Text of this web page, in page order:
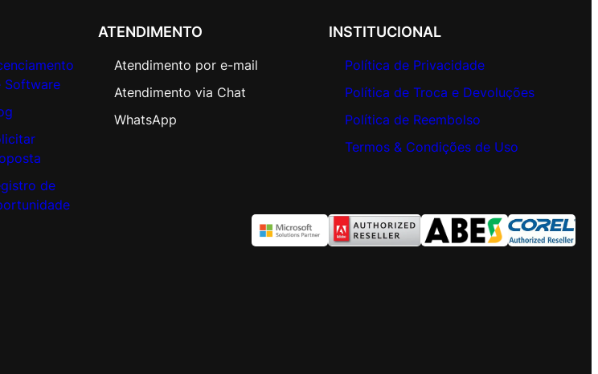
Software
de
ATENDIMENTO
Atendimento por e-mail
Atendimento via Chat
WhatsApp
INSTITUCIONAL
Política de Privacidade
Política de Troca e Devoluções
Política de Reembolso
Termos & Condições de Uso